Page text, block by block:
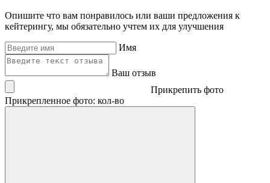
Опишите что вам понравилось или ваши предложения к
кейтерингу, мы обязательно учтем их для улучшения
Имя
Ваш отзыв
Прикрепить фото
Прикрепленное фото: кол-во